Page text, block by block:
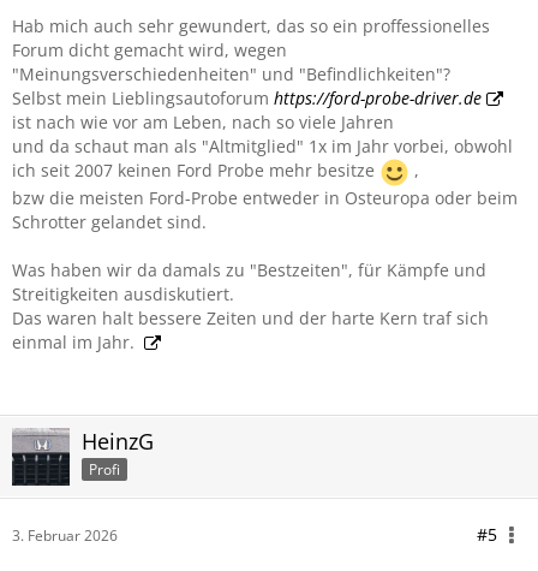
Hab mich auch sehr gewundert, das so ein proffessionelles
Forum dicht gemacht wird, wegen
"Meinungsverschiedenheiten" und "Befindlichkeiten"?
Selbst mein Lieblingsautoforum https://ford-probe-driver.de
ist nach wie vor am Leben, nach so viele Jahren
und da schaut man als "Altmitglied" 1x im Jahr vorbei, obwohl
ich seit 2007 keinen Ford Probe mehr besitze
,
bzw die meisten Ford-Probe entweder in Osteuropa oder beim
Schrotter gelandet sind.
Was haben wir da damals zu "Bestzeiten", für Kämpfe und
Streitigkeiten ausdiskutiert.
Das waren halt bessere Zeiten und der harte Kern traf sich
einmal im Jahr.
HeinzG
Profi
3. Februar 2026 #5